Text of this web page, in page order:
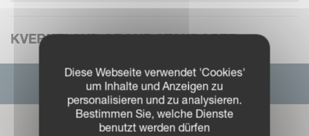
KVERNELAND GROUP STANDORTE
Diese Webseite verwendet 'Cookies'
um Inhalte und Anzeigen zu
personalisieren und zu analysieren.
Bestimmen Sie, welche Dienste
benutzt werden dürfen